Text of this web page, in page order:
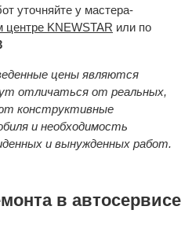
уточняйте у мастера-
центре KNEWSTAR или по
цены являются
отличаться от реальных,
конструктивные
и необходимость
и вынужденных работ.
в автосервисе